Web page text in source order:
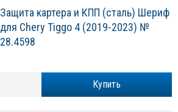
Защита картера и КПП (сталь) Шериф
для Chery Tiggo 4 (2019-2023) №
28.4598
Купить